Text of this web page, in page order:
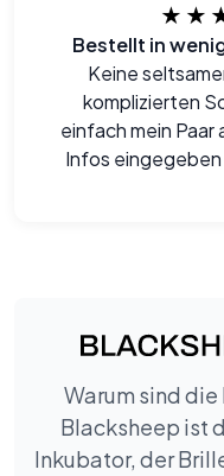
Bestellt in
Keine
komplizierten
einfach mein Paar
Infos
Warum sind
Blacksheep ist
Inkubator, der